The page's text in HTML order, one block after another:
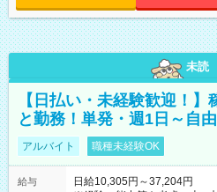
未読
【日払い・未経験歓迎！
と勤務！単発・週1日～自
アルバイト 職種未経験OK
給与
日給10,305円～37,204円